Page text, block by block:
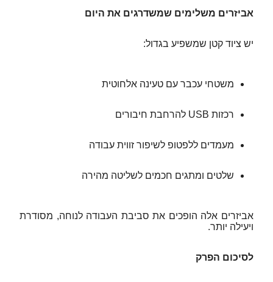
אביזרים משלימים שמשדרגים את היום
יש ציוד קטן שמשפיע בגדול:
משטחי עכבר עם טעינה אלחוטית
רכזות USB להרחבת חיבורים
מעמדים ללפטופ לשיפור זווית עבודה
שלטים ומתגים חכמים לשליטה מהירה
אביזרים אלה הופכים את סביבת העבודה לנוחה, מסודרת
ויעילה יותר.
לסיכום הפרק